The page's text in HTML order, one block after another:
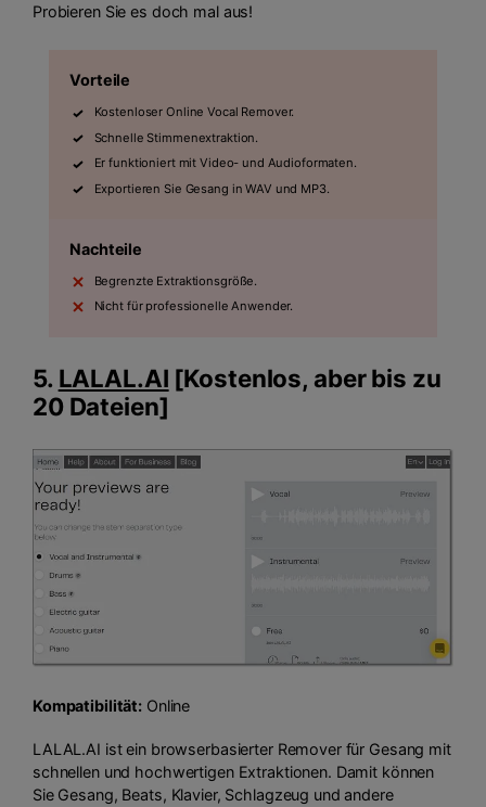
Probieren Sie es doch mal aus!
Vorteile
Kostenloser Online Vocal Remover.
Schnelle Stimmenextraktion.
Er funktioniert mit Video- und Audioformaten.
Exportieren Sie Gesang in WAV und MP3.
Nachteile
Begrenzte Extraktionsgröße.
Nicht für professionelle Anwender.
5. LALAL.AI [Kostenlos, aber bis zu
20 Dateien]
Kompatibilität: Online
LALAL.AI ist ein browserbasierter Remover für Gesang mit
schnellen und hochwertigen Extraktionen. Damit können
Sie Gesang, Beats, Klavier, Schlagzeug und andere